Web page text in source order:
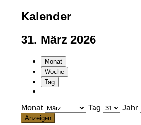
Kalender
31. März 2026
Monat
Woche
Tag
Monat Tag Jahr